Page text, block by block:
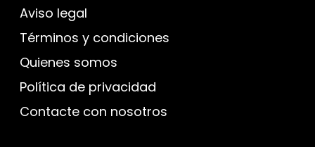
Aviso legal
Términos y condiciones
Quienes somos
Política de privacidad
Contacte con nosotros